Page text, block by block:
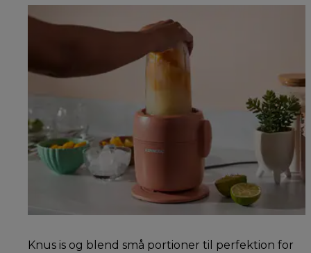
Knus is og blend små portioner til perfektion for